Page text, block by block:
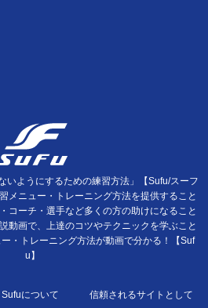
いようにするための練習方法」【Sufu/スーフ
メニュー・トレーニング方法を提供すること
コーチ・選手など多くの方の助けになること
動画で、上達のコツやテクニックを学ぶこと
・トレーニング方法が動画で分かる！【Suf
u】
Sufuについて 信頼されるサイトとして